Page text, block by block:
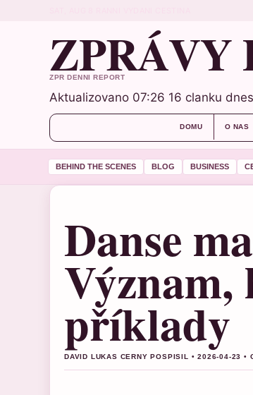
ZPRÁVY
ZPR DENNI REPORT
Aktualizovano 07:26 16 clanku dnes
DOMU O NAS
BEHIND THE SCENES BLOG BUSINESS
Danse
Význam,
příklady
DAVID LUKAS CERNY POSPISIL • 2026-04-23 •